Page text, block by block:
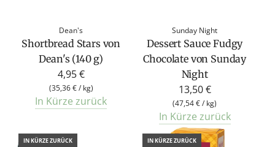
Dean's
Shortbread Stars von
Dean's (140 g)
4,95 €
(35,36 €/ kg)
In Kürze zurück
Sunday Night
Dessert Sauce Fudgy
Chocolate von Sunday
Night
13,50 €
(47,54 €/ kg)
In Kürze zurück
IN KÜRZE ZURÜCK IN KÜRZE ZURÜCK